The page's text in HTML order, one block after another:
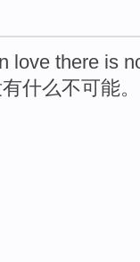
love there is
有什么不可能。